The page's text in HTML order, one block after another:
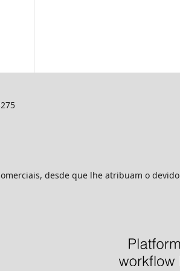
desde que lhe atribuam o devido